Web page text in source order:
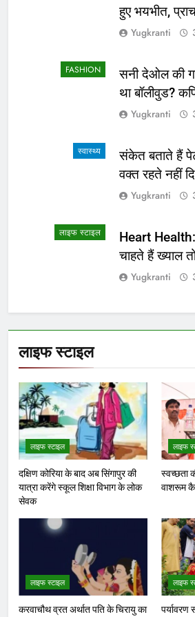
लाइफ स्टाइल
लाइफ स्टाइल
दक्षिण कोरिया के बाद अब सिंगापुर की
यात्रा करेंगे स्कूल शिक्षा विभाग के लोक
सेवक
लाइफ
स्वच्छता
वाशरूम
लाइफ स्टाइल
करवाचौथ व्रत अर्थात पति के चिरायु का
लाइफ
पर्यावरण
हुए भयभीत,
उड़ाई अफवाह
Yugkranti
FASHION
सनी देओल की
था बॉलीवुड?
सामने आई
Yugkranti
स्वास्थ्य
संकेत बताते हैं
वक्त रहते नहीं
जाएगी हालत
Yugkranti
लाइफ स्टाइल
Heart
चाहते हैं ख्याल
4 चीजें
Yugkranti